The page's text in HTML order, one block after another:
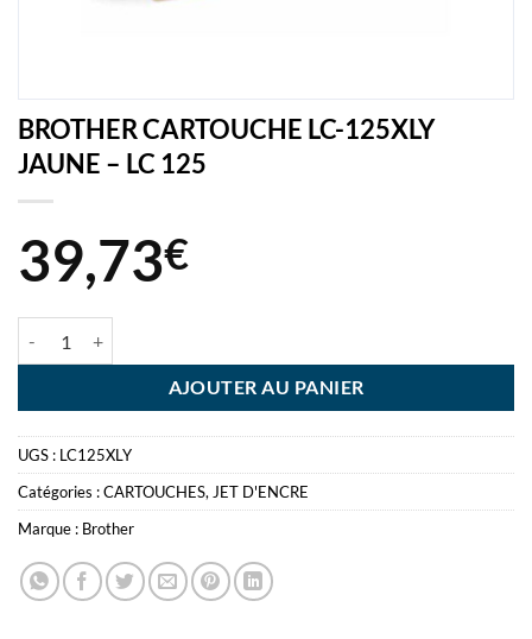
BROTHER CARTOUCHE LC-125XLY
JAUNE – LC 125
39,73€
AJOUTER AU PANIER
UGS : LC125XLY
Catégories :CARTOUCHES, JET D'ENCRE
Marque : Brother